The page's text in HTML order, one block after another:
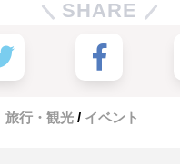
SHARE
旅行・観光 イベント